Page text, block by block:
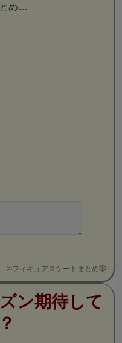
め…
©フィギュアスケートまとめ零
ン期待して